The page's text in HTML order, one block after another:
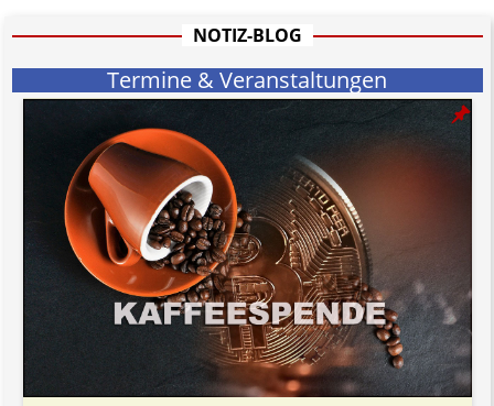
Jener Disclaimer soll sich nicht über gültiges Recht hinwegsetzen und
informativen Charakter.
Bitte beachten Sie in dem Zusammenhang auch unsereAGB.
NOTIZ-BLOG
Termine & Veranstaltungen